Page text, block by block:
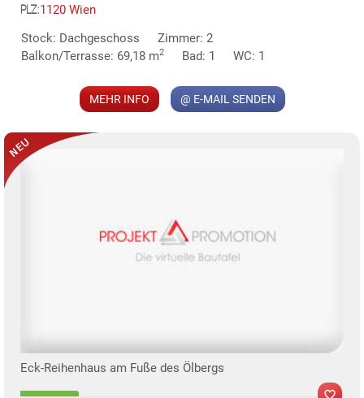
PLZ:1120 Wien
Stock: Dachgeschoss
Zimmer: 2
Balkon/Terrasse: 69,18 m2 Bad: 1 WC: 1
MEHR INFO @ E-MAIL SENDEN
Eck-Reihenhaus am Fuße des Ölbergs